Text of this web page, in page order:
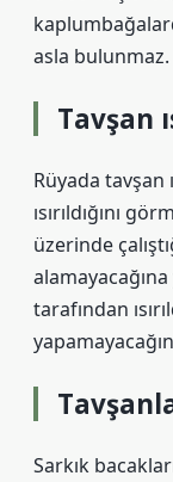
asla bulunmaz.
Tavşan
Rüyada tavşan
ısırıldığını
üzerinde
tarafından
Sarkık